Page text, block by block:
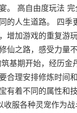
。 高自由度玩法
的人生道路。 四季
增加游戏的重复游
仙之路，感受力量
基期开始，经历金
合理安排修炼时间
有着不同的属性和
服各种灵宠作为